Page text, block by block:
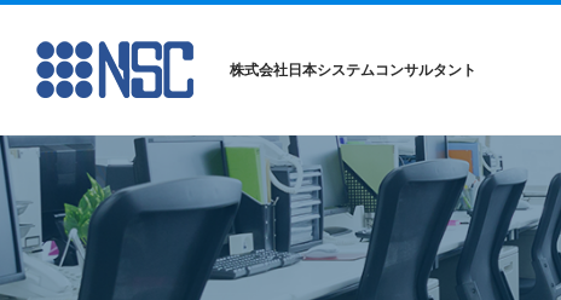
株式会社日本システムコンサルタント